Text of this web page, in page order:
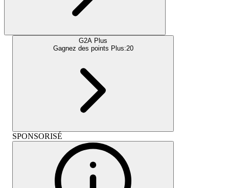
G2A Plus
Gagnez des points Plus:20
SPONSORISÉ